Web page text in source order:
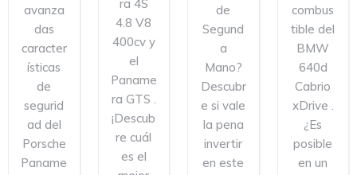
avanza
das
caracter
ísticas
de
segurid
ad del
Porsche
Paname
ra 4S
4.8 V8
400cv y
el
Paname
ra GTS .
¡Descub
re cuál
es el
de
Segund
a
Mano?
Descubr
e si vale
la pena
invertir
en este
combus
tible del
BMW
640d
Cabrio
xDrive .
¿Es
posible
en un